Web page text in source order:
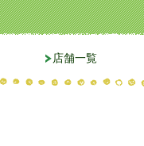
店舗一覧